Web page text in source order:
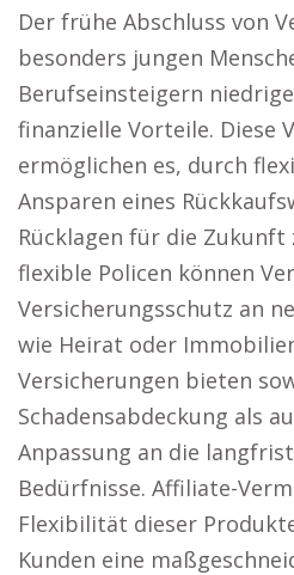
Der frühe Abschluss von
besonders jungen
Berufseinsteigern
finanzielle Vorteile. Diese
ermöglichen es, durch
Ansparen eines
Rücklagen für die Zukunft
flexible Policen können
Versicherungsschutz an
wie Heirat oder
Versicherungen bieten
Schadensabdeckung als
Anpassung an die
Bedürfnisse. Affiliate-
Flexibilität dieser
Kunden eine